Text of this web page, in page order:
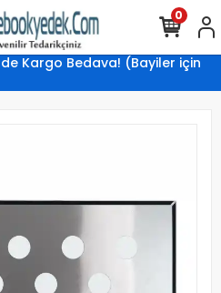
Kargo Bedava! (Bayiler için
0